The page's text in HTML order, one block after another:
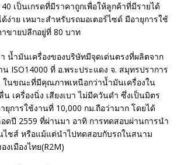
40 เป็นเกรดที่มีราคาถูกเพื่อให้ลูกค้าที่มีรายได้
ง่าย เหมาะสำหรับรถมอเตอร์ไซด์ มีอายุการใช้
าขายปลีกอยู่ที่ 80 บาท
น้ำมันเครื่องของบริษัทมีจุดเด่นตรงที่ผลิตจาก
ISO14000 ที่ อ.พระประแดง จ. สมุทรปราการ
ในขณะที่มีคุณภาพเหนือกว่าน้ำมันเครื่องใน
เครื่องนิ่ง เสียงเบา ไม่มีควันดำ ซึ่งเป็นมิตร
ยุการใช้งานที่ 10,000 กม.ถือว่ามาก โดยได้
ดปี 2559 ที่ผ่านมา อาทิ การทดสอบผ่านการนำ
ไชส์ หรือแม้แต่นำไปทดสอบกับรถในสนาม
เมืองไทย(R2M)